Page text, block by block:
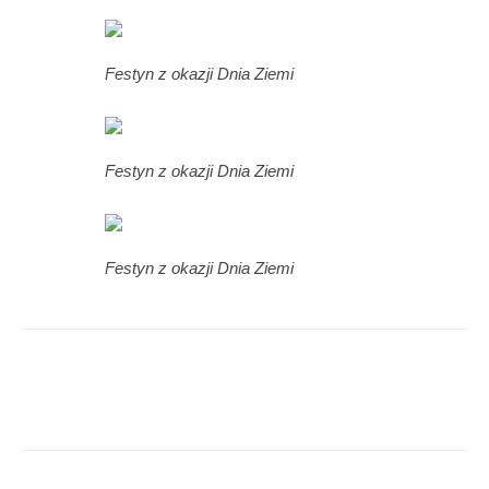
Festyn z okazji Dnia Ziemi
Festyn z okazji Dnia Ziemi
Festyn z okazji Dnia Ziemi